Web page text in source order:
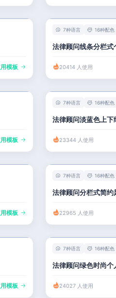
模板
7种语言 16种配色
法律顾问线条分栏式
20414 人使用
模板
7种语言 16种配色
法律顾问淡蓝色上下
23344 人使用
模板
7种语言 16种配色
法律顾问分栏式简约
22965 人使用
模板
7种语言 16种配色
法律顾问绿色时尚个
24027 人使用